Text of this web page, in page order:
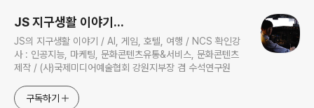
JS 지구생활 이야기...
JS의 지구생활 이야기 / AI, 게임, 호텔, 여행 / NCS 확인강
사 : 인공지능, 마케팅, 문화콘텐츠유통&서비스, 문화콘텐츠
제작 / (사)국제미디어예술협회 강원지부장 겸 수석연구원
구독하기